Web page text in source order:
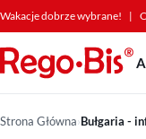
Przejdź do treści
Wakacje dobrze wybrane! |
Strona Główna›Bułgaria -